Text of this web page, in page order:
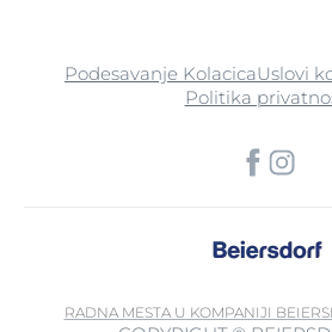
Podesavanje KolacicaUslovi
Politika
RADNA MESTA U KOMPANIJI